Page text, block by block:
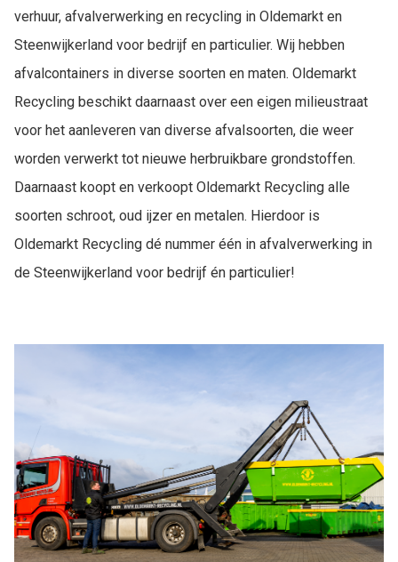
verhuur, afvalverwerking en recycling in Oldemarkt en
Steenwijkerland voor bedrijf en particulier. Wij hebben
afvalcontainers in diverse soorten en maten. Oldemarkt
Recycling beschikt daarnaast over een eigen milieustraat
voor het aanleveren van diverse afvalsoorten, die weer
worden verwerkt tot nieuwe herbruikbare grondstoffen.
Daarnaast koopt en verkoopt Oldemarkt Recycling alle
soorten schroot, oud ijzer en metalen. Hierdoor is
Oldemarkt Recycling dé nummer één in afvalverwerking in
de Steenwijkerland voor bedrijf én particulier!